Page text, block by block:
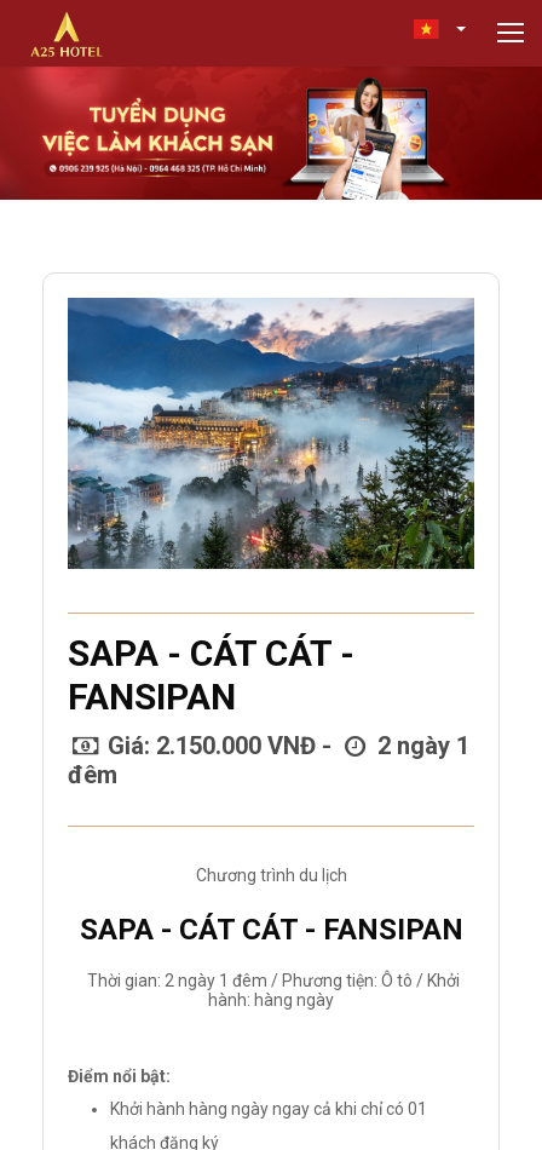
SAPA - CÁT CÁT -
FANSIPAN
Giá: 2.150.000 VNĐ -
2 ngày 1
đêm
Chương trình du lịch
SAPA - CÁT CÁT - FANSIPAN
Thời gian: 2 ngày 1 đêm / Phương tiện: Ô tô / Khởi
hành: hàng ngày
Điểm nổi bật:
Khởi hành hàng ngày ngay cả khi chỉ có 01
khách đăng ký